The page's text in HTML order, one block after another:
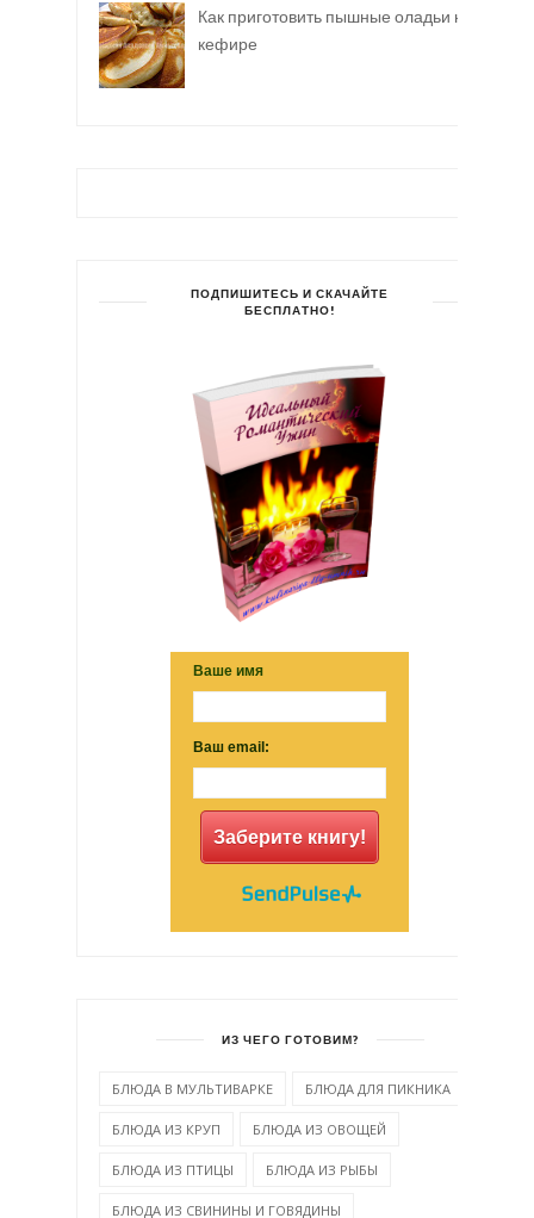
Как приготовить пышные оладьи на
кефире
ПОДПИШИТЕСЬ И СКАЧАЙТЕ
БЕСПЛАТНО!
Ваше имя
Ваш email:
Заберите книгу!
ИЗ ЧЕГО ГОТОВИМ?
БЛЮДА В МУЛЬТИВАРКЕ БЛЮДА ДЛЯ ПИКНИКА
БЛЮДА ИЗ КРУП БЛЮДА ИЗ ОВОЩЕЙ
БЛЮДА ИЗ ПТИЦЫ БЛЮДА ИЗ РЫБЫ
БЛЮДА ИЗ СВИНИНЫ И ГОВЯДИНЫ